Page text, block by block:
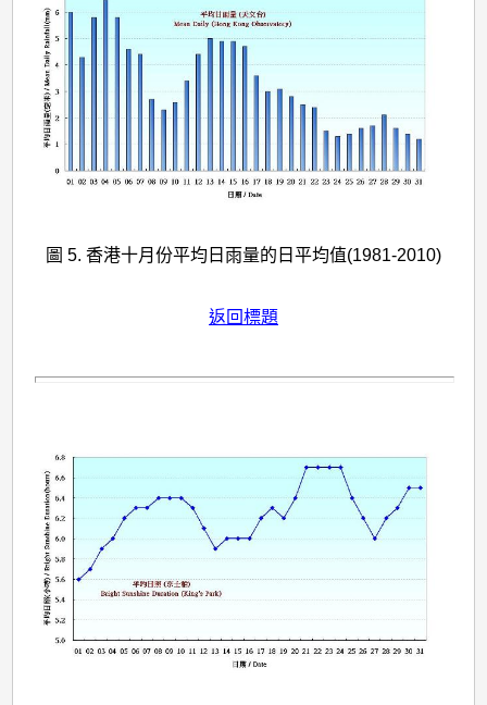
圖 5. 香港十月份平均日雨量的日平均值(1981-2010)
返回標題